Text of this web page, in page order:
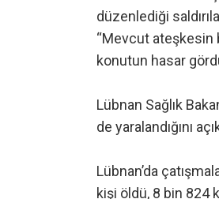
düzenlediği
“Mevcut ateşkesin
konutun hasar
Lübnan Sağlık
de yaralandığını
Lübnan’da
kişi öldü, 8 bin 824